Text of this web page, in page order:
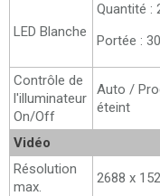
LED Blanche
Quantité :
Portée :
Contrôle de
l'illuminateur
On/Off
Auto /
éteint
Vidéo
Résolution
max.
2688 x